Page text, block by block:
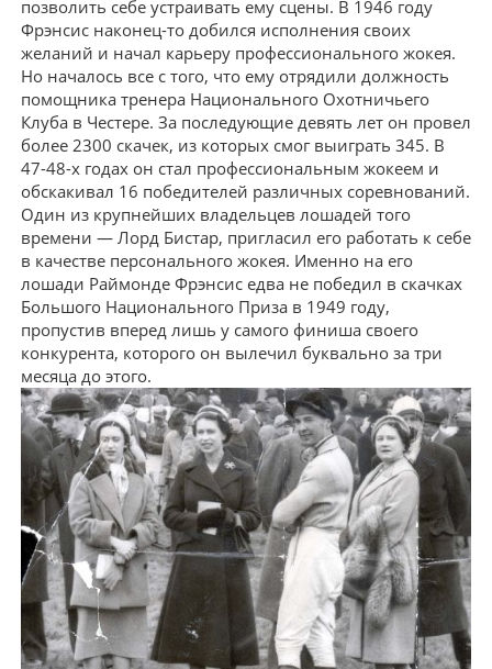
позволить себе устраивать ему сцены. В 1946 году
Фрэнсис наконец-то добился исполнения своих
желаний и начал карьеру профессионального жокея.
Но началось все с того, что ему отрядили должность
помощника тренера Национального Охотничьего
Клуба в Честере. За последующие девять лет он провел
более 2300 скачек, из которых смог выиграть 345. В
47-48-х годах он стал профессиональным жокеем и
обскакивал 16 победителей различных соревнований.
Один из крупнейших владельцев лошадей того
времени — Лорд Бистар, пригласил его работать к себе
в качестве персонального жокея. Именно на его
лошади Раймонде Фрэнсис едва не победил в скачках
Большого Национального Приза в 1949 году,
пропустив вперед лишь у самого финиша своего
конкурента, которого он вылечил буквально за три
месяца до этого.